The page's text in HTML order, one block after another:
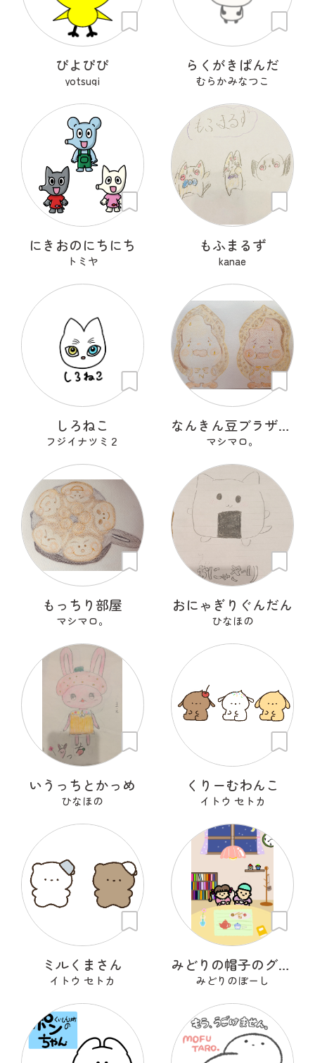
ぴよぴぴ
yotsugi
らくがきぱんだ
むらかみなつこ
にきおのにちにち
トミヤ
もふまるず
kanae
しろねこ
フジイナツミ２
なんきん豆ブラザーズ ＮナンＫキンちゃん
マシマロ。
もっちり部屋
マシマロ。
おにゃぎりぐんだん
ひなほの
いうっちとかっめ
ひなほの
くりーむわんこ
イトウ セトカ
ミルくまさん
イトウ セトカ
みどりの帽子のグリンくん
みどりのぼーし